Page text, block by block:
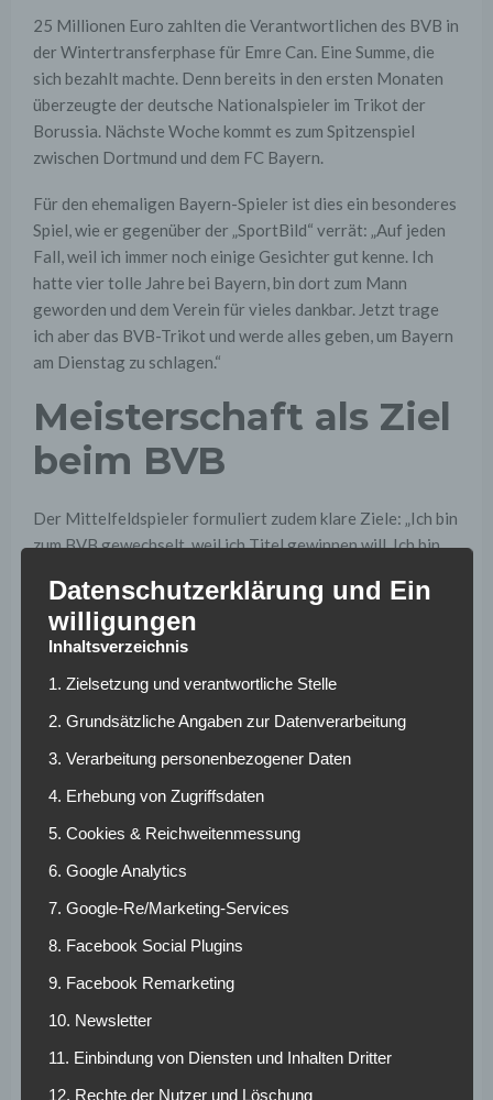
25 Millionen Euro zahlten die Verantwortlichen des BVB in
der Wintertransferphase für Emre Can. Eine Summe, die
sich bezahlt machte. Denn bereits in den ersten Monaten
überzeugte der deutsche Nationalspieler im Trikot der
Borussia. Nächste Woche kommt es zum Spitzenspiel
zwischen Dortmund und dem FC Bayern.
Für den ehemaligen Bayern-Spieler ist dies ein besonderes
Spiel, wie er gegenüber der „SportBild“ verrät: „Auf jeden
Fall, weil ich immer noch einige Gesichter gut kenne. Ich
hatte vier tolle Jahre bei Bayern, bin dort zum Mann
geworden und dem Verein für vieles dankbar. Jetzt trage
ich aber das BVB-Trikot und werde alles geben, um Bayern
am Dienstag zu schlagen.“
Meisterschaft als Ziel
beim BVB
Der Mittelfeldspieler formuliert zudem klare Ziele: „Ich bin
zum BVB gewechselt, weil ich Titel gewinnen will. Ich bin
festigen. Unser Ziel beim BVB ist es, vor Bayern zu landen.
Auch deshalb brauchen wir nächste Woche einen Sieg.“
Beim Rekordmeister habe er jahrelang vorgelebt
bekommen, nach Titeln zu streben. Diese Einstellung habe
Angesprochen auf die Aussage von Thomas Müller, er
Monaten vermisst, entgegnet Can selbstbewusst: „Thomas
muss sich da keine Sorgen machen. Von meiner Seite wird
Wenn wir so nah an Bayern dran sind wie jetzt, dann
brauchen wir uns nicht zu verstecken. Am Ende kommt es
Der kommende Dienstag wird zeigen, wer sich im
Datenschutzerklärung und Ein
willigungen
Inhaltsverzeichnis
1. Zielsetzung und verantwortliche Stelle
2. Grundsätzliche Angaben zur Datenverarbeitung
3. Verarbeitung personenbezogener Daten
4. Erhebung von Zugriffsdaten
5. Cookies & Reichweitenmessung
6. Google Analytics
7. Google-Re/Marketing-Services
8. Facebook Social Plugins
9. Facebook Remarketing
10. Newsletter
11. Einbindung von Diensten und Inhalten Dritter
12. Rechte der Nutzer und Löschung